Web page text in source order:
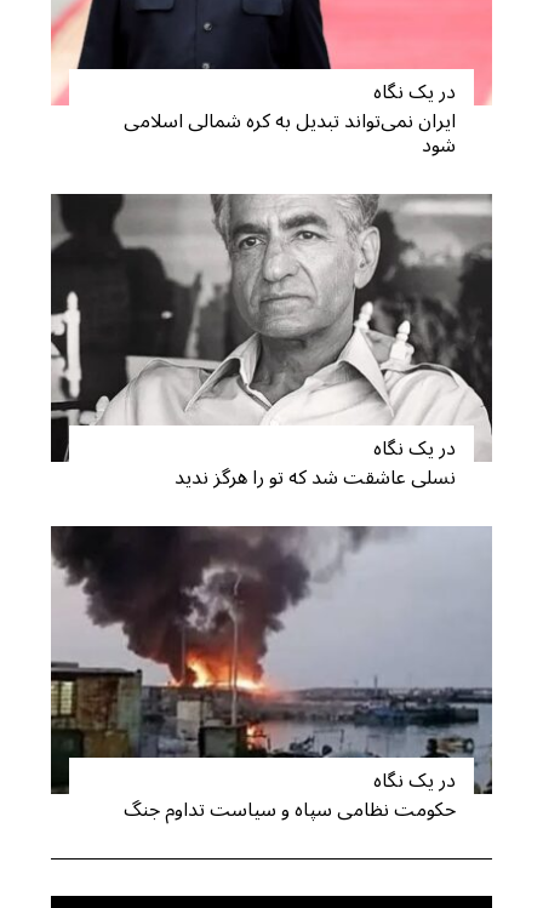
در یک نگاه
ایران نمی‌تواند تبدیل به کره شمالی اسلامی
شود
در یک نگاه
نسلی عاشقت شد که تو را هرگز ندید
در یک نگاه
حکومت نظامی سپاه و سیاست تداوم جنگ
S
a
r
c
h
f
o
r
: